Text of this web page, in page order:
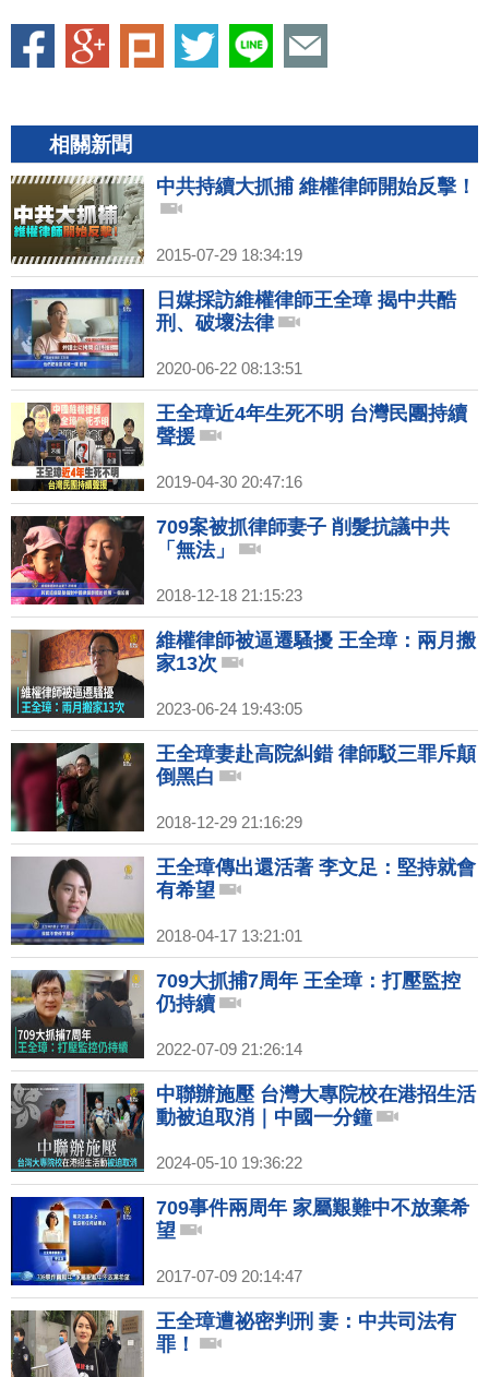
相關新聞
中共持續大抓捕 維權律師開始反擊！
2015-07-29 18:34:19
日媒採訪維權律師王全璋 揭中共酷
刑、破壞法律
2020-06-22 08:13:51
王全璋近4年生死不明 台灣民團持續
聲援
2019-04-30 20:47:16
709案被抓律師妻子 削髮抗議中共
「無法」
2018-12-18 21:15:23
維權律師被逼遷騷擾 王全璋：兩月搬
家13次
2023-06-24 19:43:05
王全璋妻赴高院糾錯 律師駁三罪斥顛
倒黑白
2018-12-29 21:16:29
王全璋傳出還活著 李文足：堅持就會
有希望
2018-04-17 13:21:01
709大抓捕7周年 王全璋：打壓監控
仍持續
2022-07-09 21:26:14
中聯辦施壓 台灣大專院校在港招生活
動被迫取消｜中國一分鐘
2024-05-10 19:36:22
709事件兩周年 家屬艱難中不放棄希
望
2017-07-09 20:14:47
王全璋遭祕密判刑 妻：中共司法有
罪！